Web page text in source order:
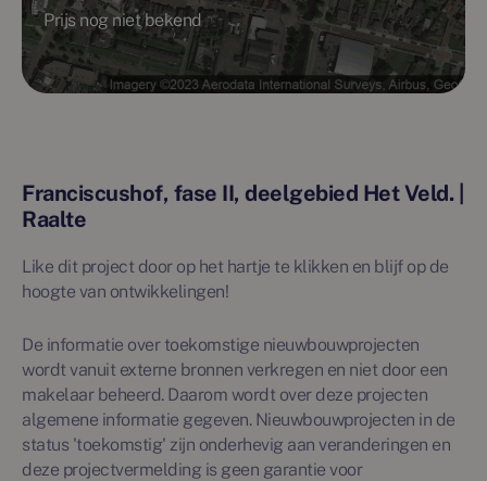
Prijs nog niet bekend
Franciscushof, fase II, deelgebied Het Veld. |
Raalte
Like dit project door op het hartje te klikken en blijf op de
hoogte van ontwikkelingen!
De informatie over toekomstige nieuwbouwprojecten
wordt vanuit externe bronnen verkregen en niet door een
makelaar beheerd. Daarom wordt over deze projecten
algemene informatie gegeven. Nieuwbouwprojecten in de
status 'toekomstig' zijn onderhevig aan veranderingen en
deze projectvermelding is geen garantie voor